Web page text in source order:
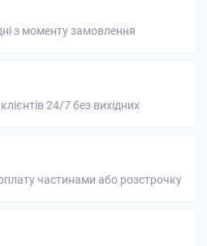
з моменту замовлення
24/7 без вихідних
частинами або розстрочку